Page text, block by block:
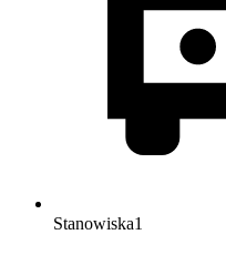
Stanowiska1